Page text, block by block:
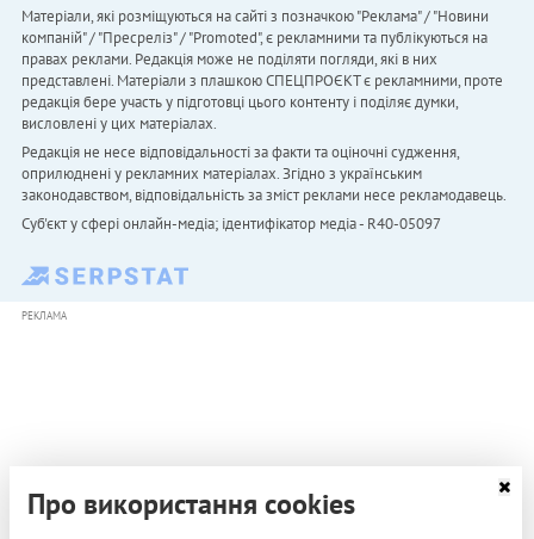
Матеріали, які розміщуються на сайті з позначкою "Реклама" / "Новини
компаній" / "Пресреліз" / "Promoted", є рекламними та публікуються на
правах реклами. Редакція може не поділяти погляди, які в них
представлені. Матеріали з плашкою СПЕЦПРОЄКТ є рекламними, проте
редакція бере участь у підготовці цього контенту і поділяє думки,
висловлені у цих матеріалах.
Редакція не несе відповідальності за факти та оціночні судження,
оприлюднені у рекламних матеріалах. Згідно з українським
законодавством, відповідальність за зміст реклами несе рекламодавець.
Cуб'єкт у сфері онлайн-медіа; ідентифікатор медіа - R40-05097
РЕКЛАМА
Про використання cookies